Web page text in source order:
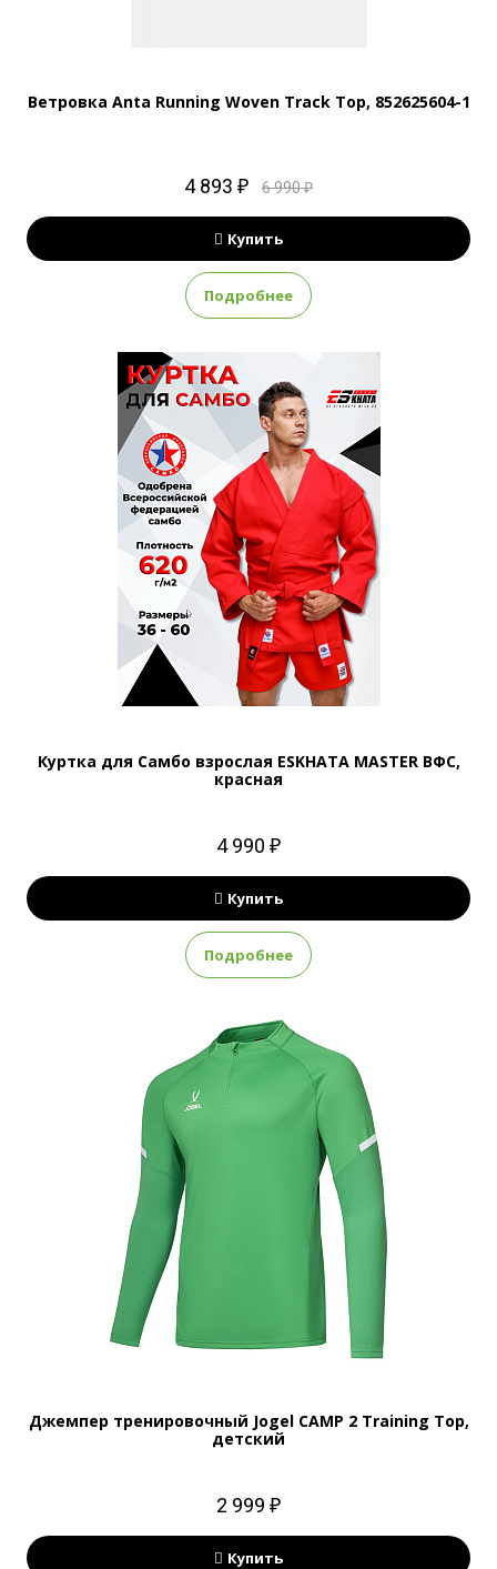
Ветровка Anta Running Woven Track Top, 852625604-1
4 893 ₽ 6 990 ₽
Купить
Подробнее
Куртка для Самбо взрослая ESKHATA MASTER ВФС,
красная
4 990 ₽
Купить
Подробнее
Джемпер тренировочный Jogel CAMP 2 Training Top,
детский
2 999 ₽
Купить